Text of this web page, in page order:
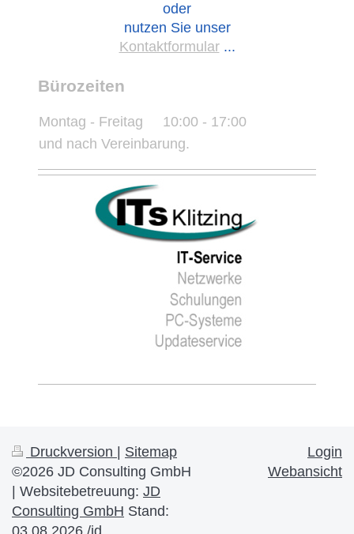
oder
nutzen Sie unser
Kontaktformular ...
Bürozeiten
Montag - Freitag 10:00 - 17:00
und nach Vereinbarung.
Druckversion
Sitemap
©2026 JD Consulting GmbH
| Websitebetreuung: JD
Consulting GmbH Stand:
Login
Webansicht